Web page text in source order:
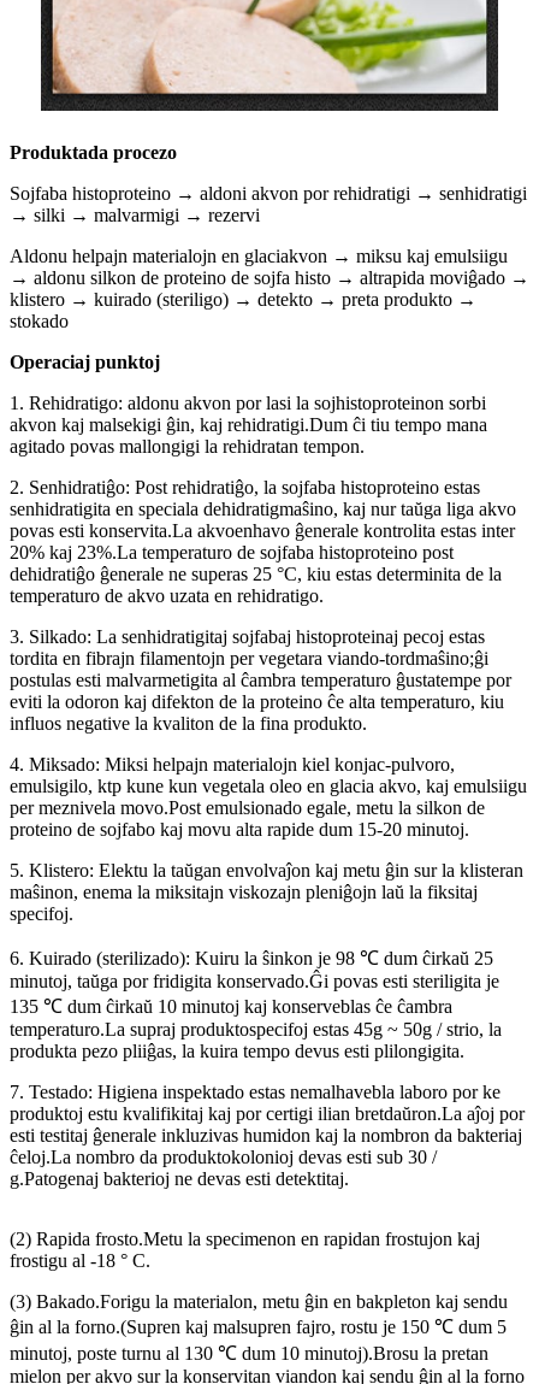
Produktada procezo
Sojfaba histoproteino → aldoni akvon por rehidratigi → senhidratigi
→ silki → malvarmigi → rezervi
Aldonu helpajn materialojn en glaciakvon → miksu kaj emulsiigu
→ aldonu silkon de proteino de sojfa histo → altrapida moviĝado →
klistero → kuirado (steriligo) → detekto → preta produkto →
stokado
Operaciaj punktoj
1. Rehidratigo: aldonu akvon por lasi la sojhistoproteinon sorbi
akvon kaj malsekigi ĝin, kaj rehidratigi.Dum ĉi tiu tempo mana
agitado povas mallongigi la rehidratan tempon.
2. Senhidratiĝo: Post rehidratiĝo, la sojfaba histoproteino estas
senhidratigita en speciala dehidratigmaŝino, kaj nur taŭga liga akvo
povas esti konservita.La akvoenhavo ĝenerale kontrolita estas inter
20% kaj 23%.La temperaturo de sojfaba histoproteino post
dehidratiĝo ĝenerale ne superas 25 °C, kiu estas determinita de la
temperaturo de akvo uzata en rehidratigo.
3. Silkado: La senhidratigitaj sojfabaj histoproteinaj pecoj estas
tordita en fibrajn filamentojn per vegetara viando-tordmaŝino;ĝi
postulas esti malvarmetigita al ĉambra temperaturo ĝustatempe por
eviti la odoron kaj difekton de la proteino ĉe alta temperaturo, kiu
influos negative la kvaliton de la fina produkto.
4. Miksado: Miksi helpajn materialojn kiel konjac-pulvoro,
emulsigilo, ktp kune kun vegetala oleo en glacia akvo, kaj emulsiigu
per meznivela movo.Post emulsionado egale, metu la silkon de
proteino de sojfabo kaj movu alta rapide dum 15-20 minutoj.
5. Klistero: Elektu la taŭgan envolvaĵon kaj metu ĝin sur la klisteran
maŝinon, enema la miksitajn viskozajn pleniĝojn laŭ la fiksitaj
specifoj.
6. Kuirado (sterilizado): Kuiru la ŝinkon je 98 ℃ dum ĉirkaŭ 25
minutoj, taŭga por fridigita konservado.Ĝi povas esti steriligita je
135 ℃ dum ĉirkaŭ 10 minutoj kaj konserveblas ĉe ĉambra
temperaturo.La supraj produktospecifoj estas 45g ~ 50g / strio, la
produkta pezo pliiĝas, la kuira tempo devus esti plilongigita.
7. Testado: Higiena inspektado estas nemalhavebla laboro por ke
produktoj estu kvalifikitaj kaj por certigi ilian bretdaŭron.La aĵoj por
esti testitaj ĝenerale inkluzivas humidon kaj la nombron da bakteriaj
ĉeloj.La nombro da produktokolonioj devas esti sub 30 /
g.Patogenaj bakterioj ne devas esti detektitaj.
(2) Rapida frosto.Metu la specimenon en rapidan frostujon kaj
frostigu al -18 ° C.
(3) Bakado.Forigu la materialon, metu ĝin en bakpleton kaj sendu
ĝin al la forno.(Supren kaj malsupren fajro, rostu je 150 ℃ dum 5
minutoj, poste turnu al 130 ℃ dum 10 minutoj).Brosu la pretan
mielon per akvo sur la konservitan viandon kaj sendu ĝin al la forno